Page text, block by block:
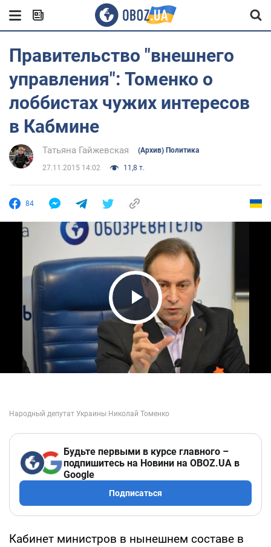
Правительство "внешнего
управления": Томенко о
лоббистах чужих интересов
в Кабмине
Татьяна Гайжевская (Архив) Политика
27.11.2015 14:02 11,8 т.
84
Play Video
Будьте первыми в курсе главного –
подпишитесь на Новини на OBOZ.UA в
Google
Подписаться
Кабинет министров в нынешнем составе в